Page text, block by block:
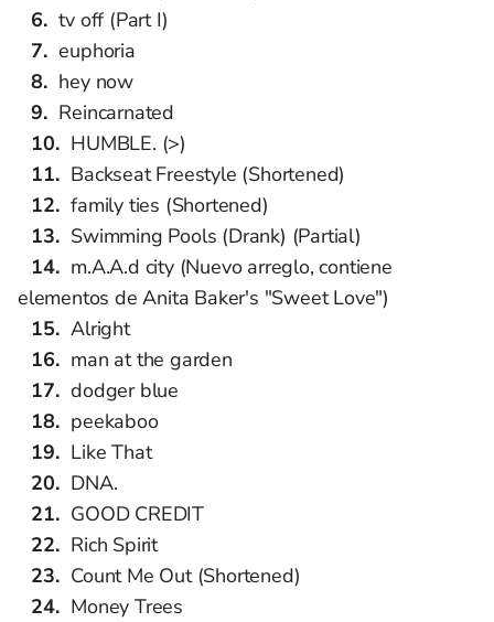
tv off (Part I)
euphoria
hey now
Reincarnated
HUMBLE. (>)
Backseat Freestyle (Shortened)
family ties (Shortened)
Swimming Pools (Drank) (Partial)
m.A.A.d city (Nuevo arreglo, contiene
elementos de Anita Baker's "Sweet Love")
Alright
man at the garden
dodger blue
peekaboo
Like That
DNA.
GOOD CREDIT
Rich Spirit
Count Me Out (Shortened)
Money Trees